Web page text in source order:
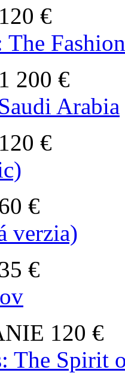
120 €
1 200 €
Arabia
120 €
€
verzia)
€
120 €
The Spirit